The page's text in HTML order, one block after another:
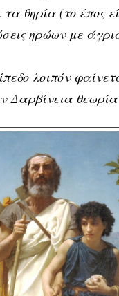
τα θηρία (το έπος
ηρώων με
λοιπόν
Δαρβίνεια θεωρία